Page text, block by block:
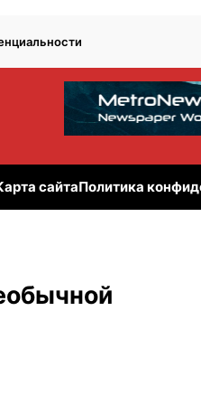
сайтаПолитика